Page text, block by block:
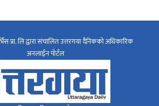
प्रा. लि द्वारा संचालित उत्तरगया दैनिकको अधिकारिक
अनलाईन पोर्टल